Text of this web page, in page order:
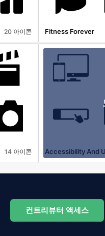
20 아이콘 Fitness Forever
14 아이콘 Accessibility And
컨트리뷰터 액세스